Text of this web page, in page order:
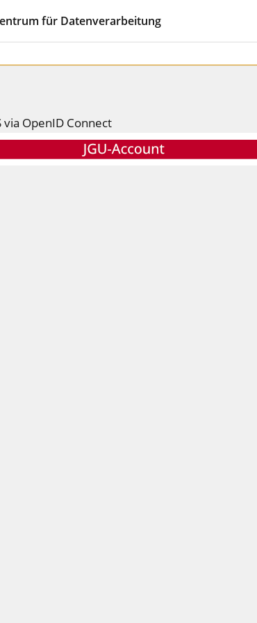
für Datenverarbeitung
via OpenID Connect